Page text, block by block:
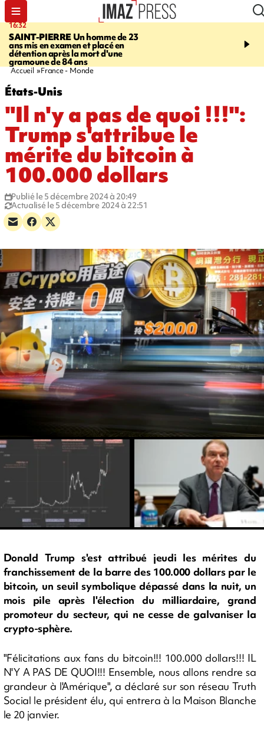
16:32
SAINT-PIERREUn homme de 23
ans mis en examen et placé en
détention après la mort d'une
gramoune de 84 ans
21:08
et Turquie scellent un
Accueil France - Monde
États-Unis
"Il n'y a pas de quoi !!!":
Trump s'attribue le
mérite du bitcoin à
100.000 dollars
Publié le 5 décembre 2024 à 20:49
Actualisé le 5 décembre 2024 à 22:51
Donald Trump s'est attribué jeudi les mérites du
franchissement de la barre des 100.000 dollars par le
bitcoin, un seuil symbolique dépassé dans la nuit, un
mois pile après l'élection du milliardaire, grand
promoteur du secteur, qui ne cesse de galvaniser la
crypto-sphère.
"Félicitations aux fans du bitcoin!!! 100.000 dollars!!! IL
N'Y A PAS DE QUOI!!! Ensemble, nous allons rendre sa
grandeur à l'Amérique", a déclaré sur son réseau Truth
Social le président élu, qui entrera à la Maison Blanche
le 20 janvier.